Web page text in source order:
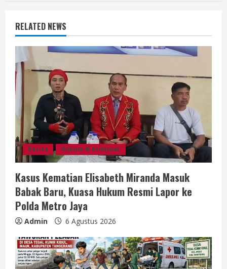
e
a
d
i
n
g
RELATED NEWS
Berita Hukum & Kriminal,
Kasus Kematian Elisabeth Miranda Masuk
Babak Baru, Kuasa Hukum Resmi Lapor ke
Polda Metro Jaya
Admin 6 Agustus 2026